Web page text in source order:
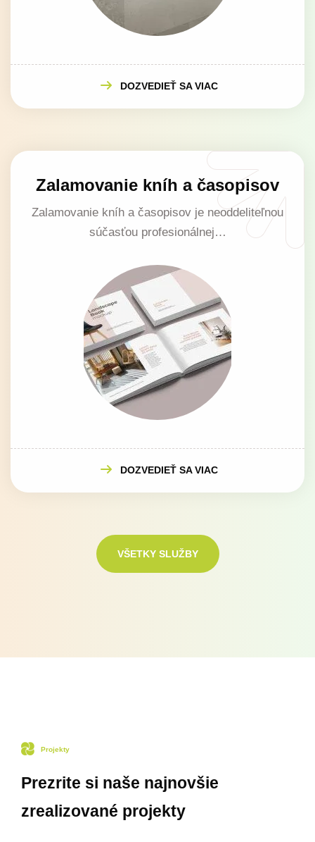
DOZVEDIEŤ SA VIAC
Zalamovanie kníh a časopisov
Zalamovanie kníh a časopisov je neoddeliteľnou
súčasťou profesionálnej…
DOZVEDIEŤ SA VIAC
VŠETKY SLUŽBY
Projekty
Prezrite si naše najnovšie
zrealizované projekty